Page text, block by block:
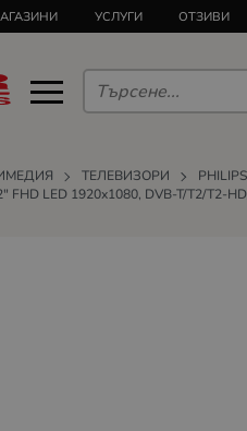
УСЛУГИ ОТЗИВИ
ТЕЛЕВИЗОРИ
PHILIPS
FHD LED 1920x1080, DVB-T/T2/T2-